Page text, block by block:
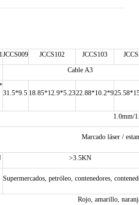
JCCS009 JCCS102 JCCS103
Cable A3
31.5*9.5 18.85*12.9*5.2322.88*10.2*925.58*
1.0mm/
Marcado láser /
>3.5KN
Supermercados, petróleo, contenedores,
Rojo, amarillo,